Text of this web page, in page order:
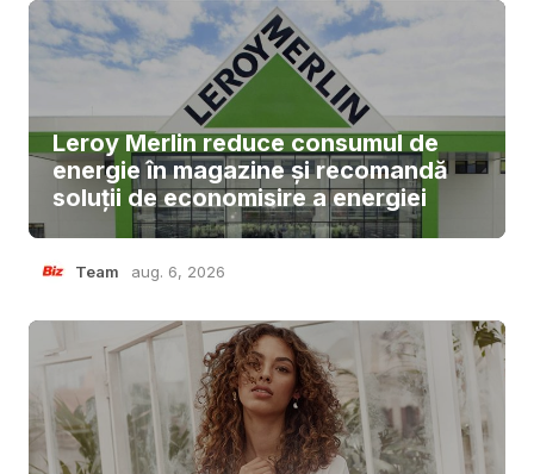
Leroy Merlin reduce consumul de
energie în magazine și recomandă
soluții de economisire a energiei
Team aug. 6, 2026